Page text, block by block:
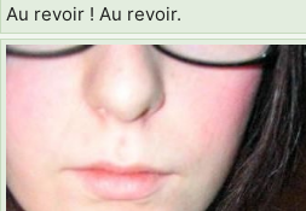
Au revoir ! Au revoir.